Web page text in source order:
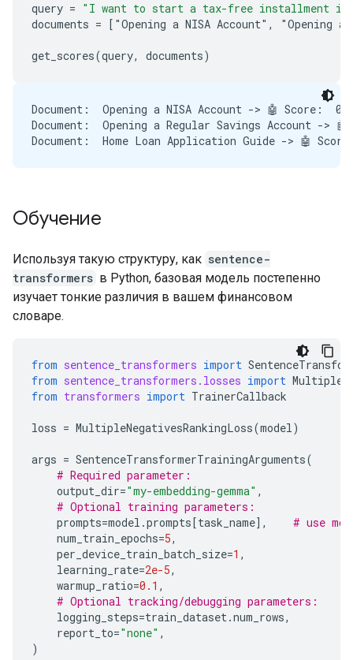
query = "I want to start a tax-free installment
documents = [ "Opening a NISA Account", "Opening
get_scores(query, documents)
Document:  Opening a NISA Account -> 🤖 Score:
Document:  Opening a Regular Savings Account ->
Обучение
Используя такую ​​структуру, как sentence-
transformers в Python, базовая модель постепенно
изучает тонкие различия в вашем финансовом
словаре.
from sentence_transformers import
from sentence_transformers.losses import
from transformers import TrainerCallback
loss = MultipleNegativesRankingLoss(model)
args = SentenceTransformerTrainingArguments(
# Required parameter:
output_dir="my-embedding-gemma" ,
# Optional training parameters:
prompts=model .prompts[task_name],
# use
num_train_epochs=5,
per_device_train_batch_size=1 ,
learning_rate=2e-5,
warmup_ratio=0.1 ,
# Optional tracking/debugging parameters:
logging_steps=train_dataset.num_rows,
report_to="none" ,
)